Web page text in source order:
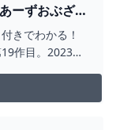
ーずおぶざき
きでわかる！
作目。2023年